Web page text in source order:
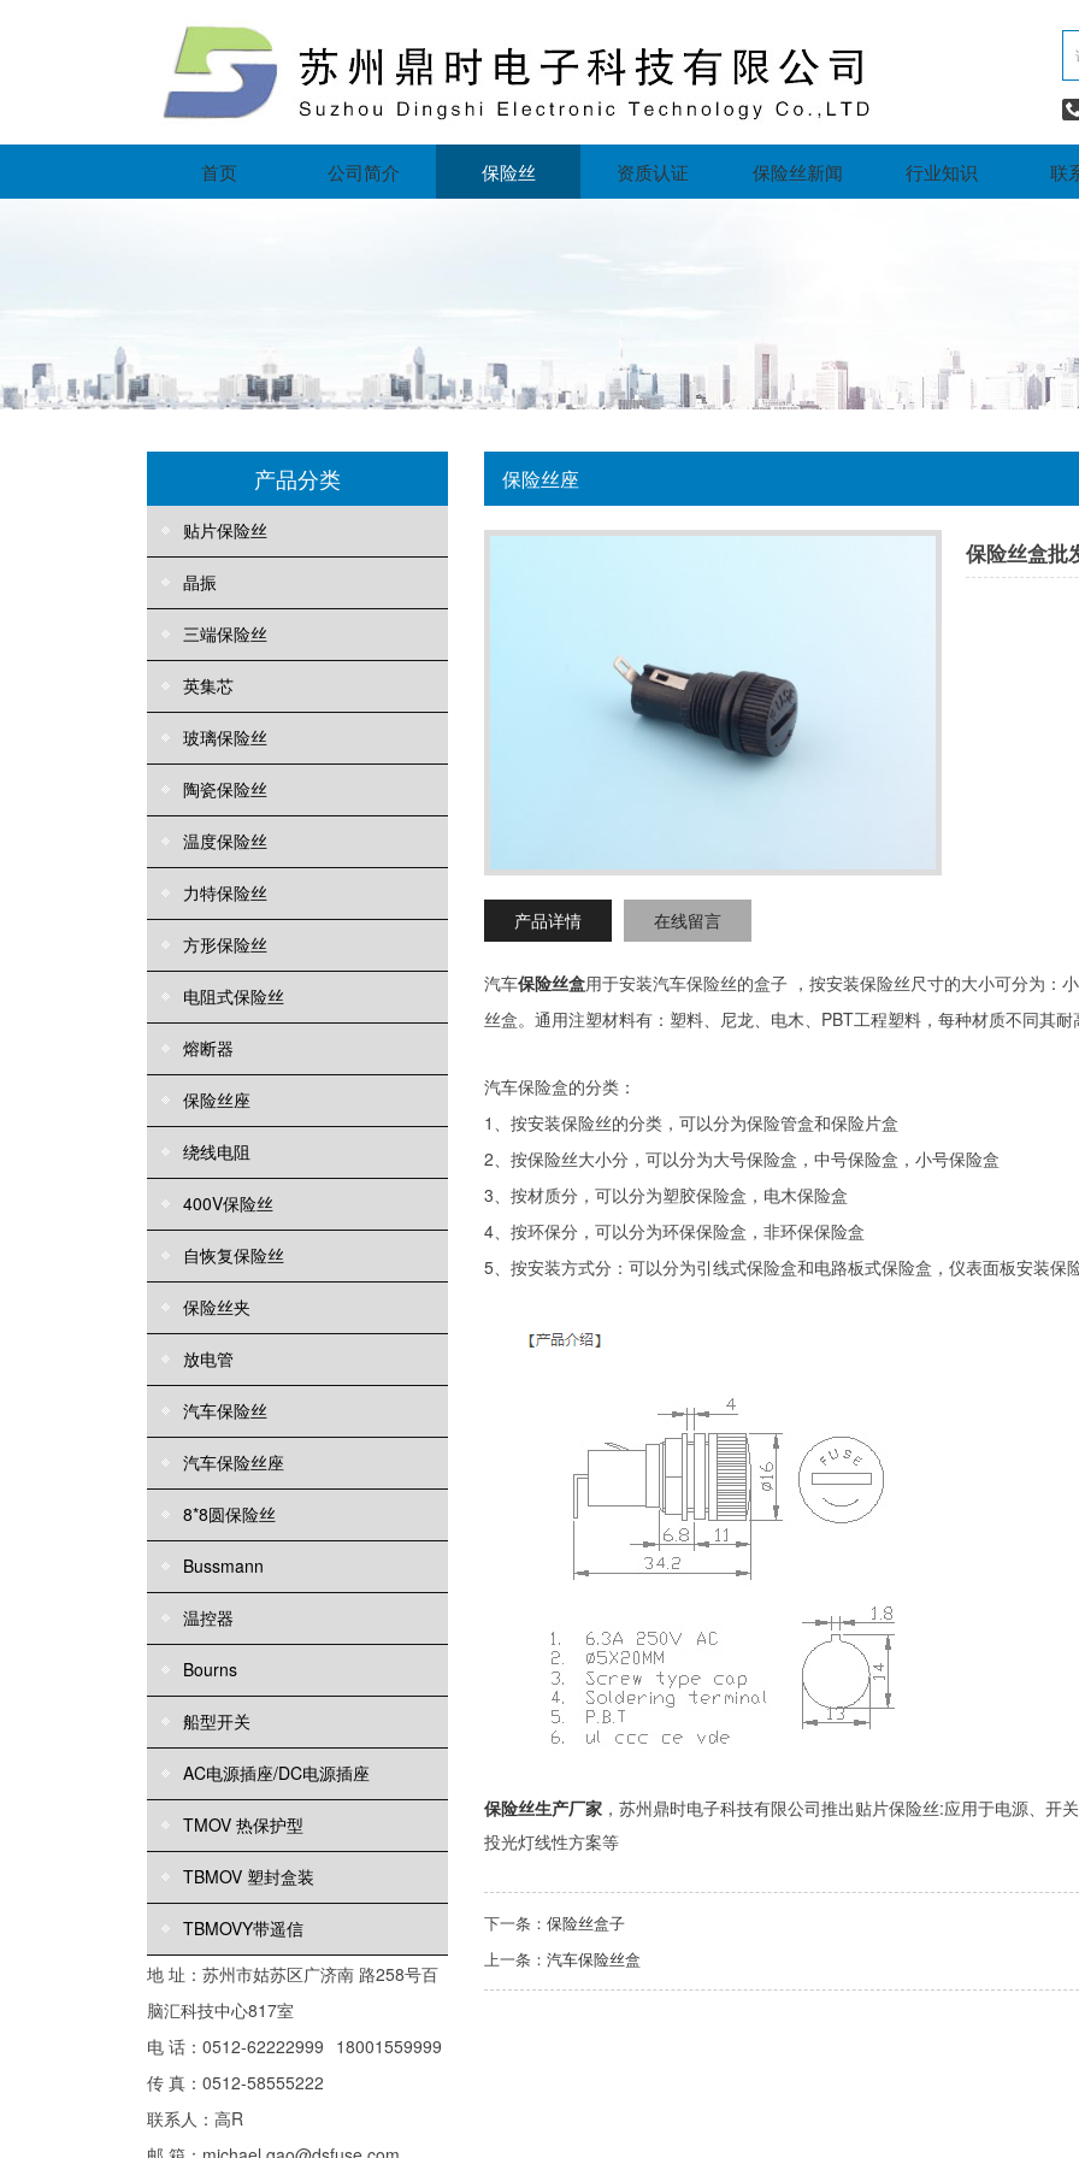
首页 公司简介 保险丝 资质认证 保险丝新闻 行业知识 联
产品分类
贴片保险丝
晶振
三端保险丝
英集芯
玻璃保险丝
陶瓷保险丝
温度保险丝
力特保险丝
方形保险丝
电阻式保险丝
熔断器
保险丝座
绕线电阻
400V保险丝
自恢复保险丝
保险丝夹
放电管
汽车保险丝
汽车保险丝座
8*8圆保险丝
Bussmann
温控器
Bourns
船型开关
AC电源插座/DC电源插座
TMOV 热保护型
TBMOV 塑封盒装
TBMOVY带遥信
地 址：苏州市姑苏区广济南 路258号百
脑汇科技中心817室
电 话：0512-62222999 18001559999
传 真：0512-58555222
联系人：高R
保险丝座
保险丝盒批
产品详情 在线留言
汽车保险丝盒用于安装汽车保险丝的盒子
，按安装保险丝尺寸的大小可分为：
丝盒。通用注塑材料有：塑料、尼龙、电木、 PBT工程塑料，每种材质不同其耐
汽车保险盒的分类：
1 、按安装保险丝的分类，可以分为保险管盒和保险片盒
2、按保险丝大小分，可以分为大号保险盒，中号保险盒，小号保险盒
3、按材质分，可以分为塑胶保险盒，电木保险盒
4、按环保分，可以分为环保保险盒，非环保保险盒
5、按安装方式分：可以分为引线式保险盒和电路板式保险盒，仪表面板安装保
保险丝生产厂家 ，苏州鼎时电子科技有限公司推出贴片保险丝:应用于电源、开
投光灯线性方案等
下一条： 保险丝盒子
上一条： 汽车保险丝盒